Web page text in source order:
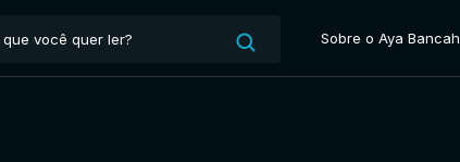
Sobre o Aya Bancah